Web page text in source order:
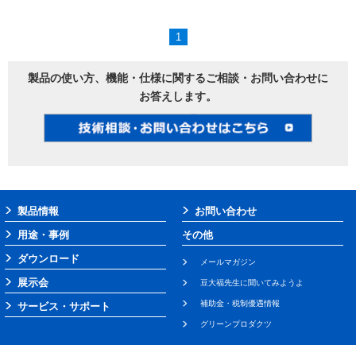
1
製品の使い方、機能・仕様に関するご相談・お問い合わせに
お答えします。
製品情報
用途・事例
ダウンロード
展示会
サービス・サポート
お問い合わせ
その他
メールマガジン
豆大福先生に聞いてみようよ
補助金・税制優遇情報
グリーンプロダクツ